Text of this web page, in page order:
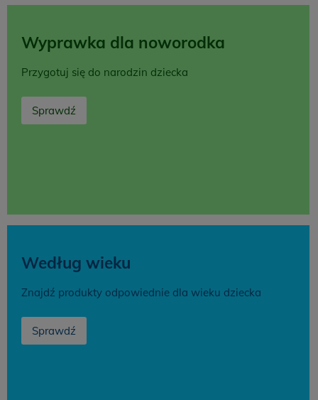
Wyprawka dla noworodka
Przygotuj się do narodzin dziecka
Sprawdź
Według wieku
Znajdź produkty odpowiednie dla wieku dziecka
Sprawdź